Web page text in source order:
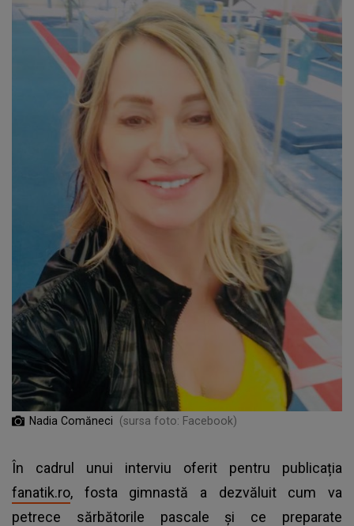
Nadia Comăneci (sursa foto: Facebook)
În cadrul unui interviu oferit pentru publicația
fanatik.ro, fosta gimnastă a dezvăluit cum va
petrece sărbătorile pascale și ce preparate